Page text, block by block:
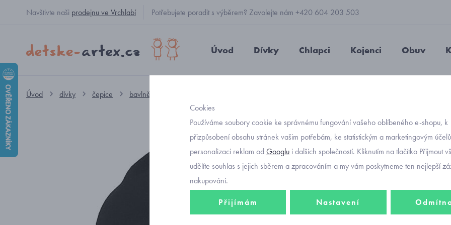
Navštivte naši prodejnu ve Vrchlabí Potřebujete poradit s výběrem? Zavolejte nám +420 604 203 503
Úvod Dívky Chlapci Kojenci Obuv
Úvod dívky čepice bavlněné
Objednávací
černá
dívčí
290
Cookies
Používáme soubory cookie ke správnému fungování vašeho oblíbeného e-shopu, k
přizpůsobení obsahu stránek vašim potřebám, ke statistickým a marketingovým
personalizaci reklam odGooglu i dalších společností. Kliknutím na tlačítko Přijmout
udělíte souhlas s jejich sběrem a zpracováním a my vám poskytneme ten nejlepší
nakupování.
Přijímám Nastavení